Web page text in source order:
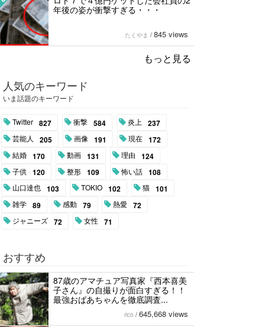
年後の姿が衝撃すぎる・・・
たくやま / 845 views
もっと見る
人気のキーワード
いま話題のキーワード
Twitter 827 衝撃 584 炎上 237
芸能人 205 画像 191 現在 172
結婚 170 動画 131 理由 124
子供 120 整形 109 怖い話 108
山口達也 103 TOKIO 102 猫 101
雑学 89 感動 79 熱愛 72
ジャニーズ 72 女性 71
おすすめ
87歳のアマチュア写真家『西本喜美
子さん』の自撮りが面白すぎる！！
最強おばあちゃんを徹底調査...
rico / 645,668 views